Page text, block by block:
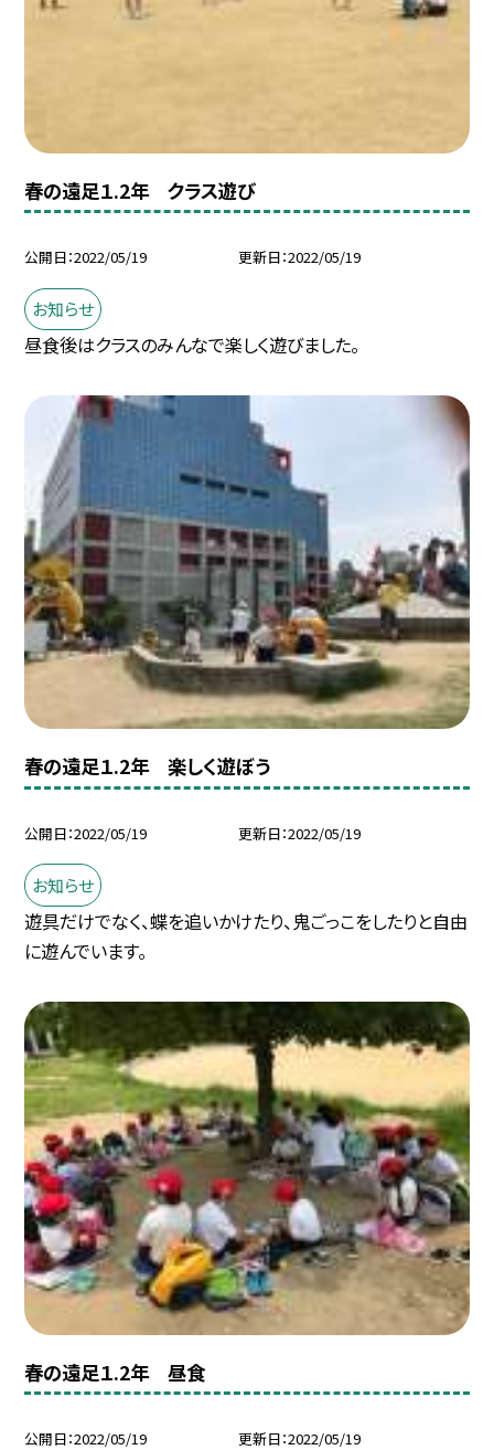
春の遠足１.2年 クラス遊び
公開日 2022/05/19 更新日 2022/05/19
お知らせ
昼食後はクラスのみんなで楽しく遊びました。
春の遠足１.2年 楽しく遊ぼう
公開日 2022/05/19 更新日 2022/05/19
お知らせ
遊具だけでなく、蝶を追いかけたり、鬼ごっこをしたりと自由
に遊んでいます。
春の遠足１.2年 昼食
公開日 2022/05/19 更新日 2022/05/19